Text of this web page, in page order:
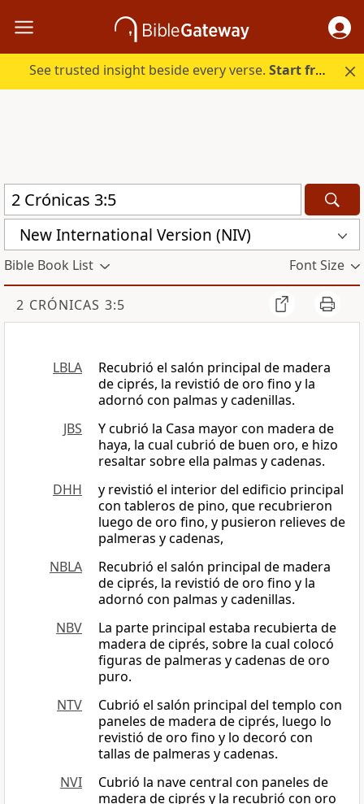
See trusted insight beside every verse.Start free.
New International Version (NIV)
Bible Book List Font Size
2 CRÓNICAS 3:5
LBLA
Recubrió el salón principal de madera
de ciprés, la revistió de oro fino y la
adornó con palmas y cadenillas.
JBS
Y cubrió la Casa mayor con madera de
haya, la cual cubrió de buen oro, e hizo
resaltar sobre ella palmas y cadenas.
DHH
y revistió el interior del edificio principal
con tableros de pino, que recubrieron
luego de oro fino, y pusieron relieves de
palmeras y cadenas,
NBLA
Recubrió el salón principal de madera
de ciprés, la revistió de oro fino y la
adornó con palmas y cadenillas.
NBV
La parte principal estaba recubierta de
madera de ciprés, sobre la cual colocó
figuras de palmeras y cadenas de oro
puro.
NTV
Cubrió el salón principal del templo con
paneles de madera de ciprés, luego lo
revistió de oro fino y lo decoró con
tallas de palmeras y cadenas.
NVI
Cubrió la nave central con paneles de
madera de ciprés y la recubrió con oro